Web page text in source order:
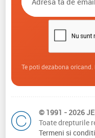
Te poti dezabona
© 1991 - 2026
Toate drepturile
Termeni si